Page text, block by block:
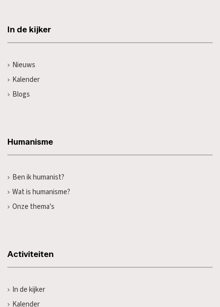
In de kijker
Nieuws
Kalender
Blogs
Humanisme
Ben ik humanist?
Wat is humanisme?
Onze thema's
Activiteiten
In de kijker
Kalender